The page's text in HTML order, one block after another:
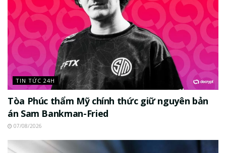
TIN TỨC 24H
Tòa Phúc thẩm Mỹ chính thức giữ nguyên bản
án Sam Bankman-Fried
07/08/2026